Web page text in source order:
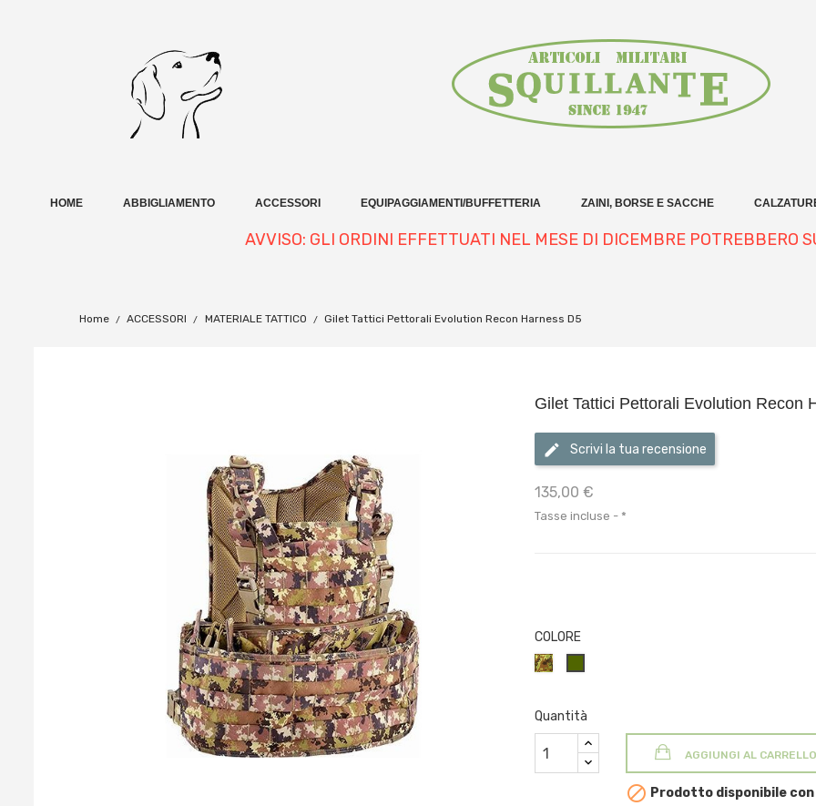
HOME ABBIGLIAMENTO ACCESSORI EQUIPAGGIAMENTI/BUFFETTERIA ZAINI, BORSE E SACCHE
AVVISO: GLI ORDINI EFFETTUATI NEL MESE DI DICEMBRE POTREBBERO
Home ACCESSORI MATERIALE TATTICO Gilet Tattici Pettorali Evolution Recon Harness D5
Gilet Tattici Pettorali Evolution Recon
Scrivi la tua recensione
135,00 €
Tasse incluse *
COLORE
VEGETATO
Quantità
AGGIUNGI AL CARRELLO
 Prodotto disponibile